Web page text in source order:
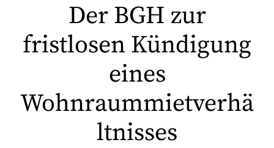
Der BGH zur
fristlosen Kündigung
eines
Wohnraummietverhä
ltnisses